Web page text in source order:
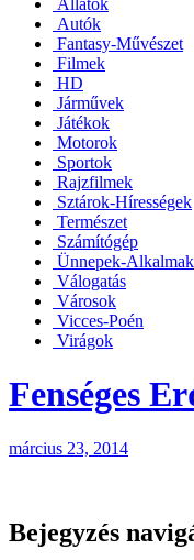
Állatok
Autók
Fantasy-Művészet
Filmek
HD
Járművek
Játékok
Motorok
Sportok
Rajzfilmek
Sztárok-Hírességek
Természet
Számítógép
Ünnepek-Alkalmak
Válogatás
Városok
Vicces-Poén
Virágok
Fenséges
március 23, 2014
Bejegyzés